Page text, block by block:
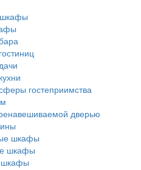
гостеприимства
дверью
шкафы
шкафы
шкафы